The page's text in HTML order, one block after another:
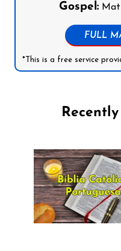
Gospel:
FULL
*This is a free service